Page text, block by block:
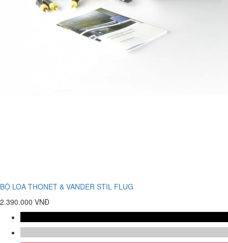
BỘ LOA THONET & VANDER STIL FLUG
2.390.000 VNĐ